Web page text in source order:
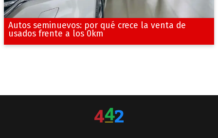
Autos seminuevos: por qué crece la venta de
usados frente a los 0km